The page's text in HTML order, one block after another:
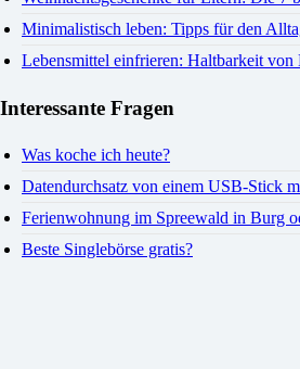
Minimalistisch leben: Tipps für den
Lebensmittel einfrieren: Haltbarkeit von
Interessante Fragen
Was koche ich heute?
Datendurchsatz von einem USB-Stick
Ferienwohnung im Spreewald in Burg
Beste Singlebörse gratis?